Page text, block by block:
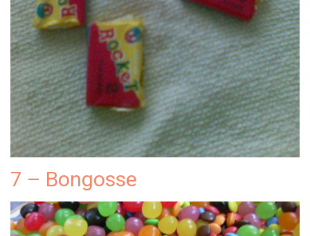
7 – Bongosse